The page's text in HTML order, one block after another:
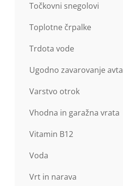
Točkovni snegolovi
Toplotne črpalke
Trdota vode
Ugodno zavarovanje avta
Varstvo otrok
Vhodna in garažna vrata
Vitamin B12
Voda
Vrt in narava